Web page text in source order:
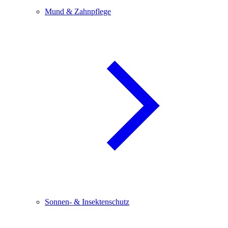
Mund & Zahnpflege
Sonnen- & Insektenschutz